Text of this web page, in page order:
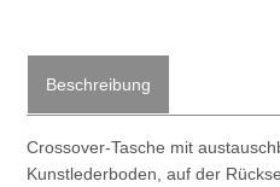
Beschreibung
Crossover-Tasche mit
Kunstlederboden, auf der